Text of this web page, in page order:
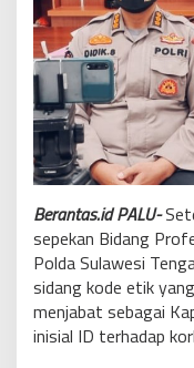
Berantas.id PALU-
sepekan Bidang
Polda Sulawesi
sidang kode etik
menjabat sebagai
inisial ID terhadap